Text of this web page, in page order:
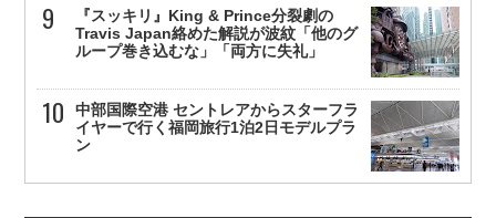
『スッキリ』King & Prince分裂劇の
Travis Japan絡めた解説が波紋「他のグ
ループ巻き込むな」「両方に失礼」
中部国際空港 セントレアからスターフラ
イヤーで行く福岡旅行1泊2日モデルプラ
ン